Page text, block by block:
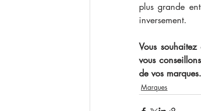
plus grande
inversement.
Vous
vous
de vos marques.
Marques